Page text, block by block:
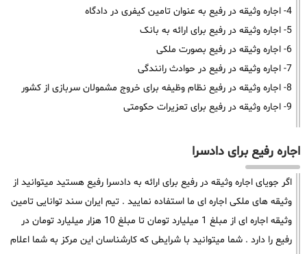
4- اجاره وثیقه در رفیع به عنوان تامین کیفری در دادگاه
5- اجاره وثیقه در رفیع برای ارائه به بانک
6- اجاره وثیقه در رفیع بصورت ملکی
7- اجاره وثیقه در رفیع در حوادث رانندگی
8- اجاره وثیقه در رفیع نظام وظیفه برای خروج مشمولان سربازی از کشور
9- اجاره وثیقه در رفیع برای تعزیرات حکومتی
اجاره رفیع برای دادسرا
اگر جویای اجاره وثیقه در رفیع برای ارائه به دادسرا رفیع هستید میتوانید از
وثیقه های ملکی اجاره ای ما استفاده نمایید . تیم ایران سند توانایی تامین
وثیقه اجاره ای از مبلغ 1 میلیارد تومان تا مبلغ 10 هزار میلیارد تومان در
رفیع را دارد . شما میتوانید با شرایطی که کارشناسان این مرکز به شما اعلام